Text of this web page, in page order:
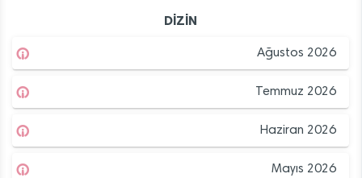
DİZİN
Ağustos 2026
Temmuz 2026
Haziran 2026
Mayıs 2026